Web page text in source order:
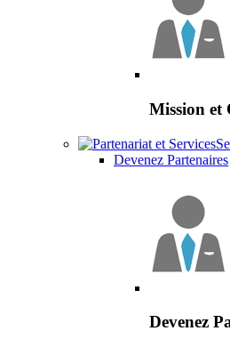
Mission et
Devenez Partenaires
Devenez